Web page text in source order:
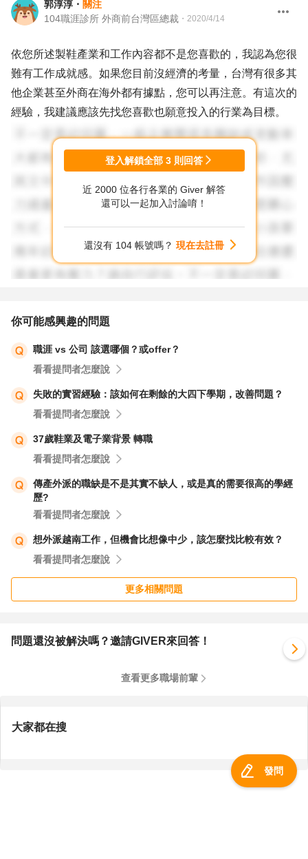
郭淳淳 ・ 關注
104職涯診所 外商前台灣區總裁 ・ 2020/4/14
依您所述製鞋產業和工作內容都不是您喜歡的，我認為您很
難有工作成就感。如果您目前沒經濟的考量，台灣有很多其
他企業甚至外商在海外都有據點，您可以再注意。有這次的
經驗，我建議應該先找您喜歡也願意投入的行業為目標。
登入解鎖全部 3 則回答
近 2000 位各行各業的 Giver 解答
還可以一起加入討論唷！
還沒有 104 帳號嗎？ 現在去註冊
你可能感興趣的問題
職涯 vs 公司 該選哪個？或offer？
看看提問者怎麼說
失敗的實習經驗：該如何在剩餘的大四下學期，改善問題？
看看提問者怎麼說
37歲鞋業及電子業背景 轉職
看看提問者怎麼說
傳產外派的職缺是不是其實不缺人，或是真的需要很高的學經
歷?
看看提問者怎麼說
想外派越南工作，但機會比想像中少，該怎麼找比較有效？
看看提問者怎麼說
更多相關問題
問題還沒被解決嗎？邀請GIVER來回答！
查看更多職場前輩
大家都在搜
發問